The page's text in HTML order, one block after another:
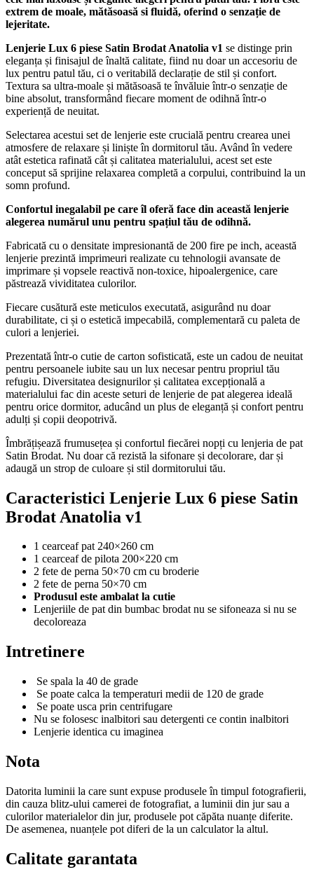
extrem de moale, mătăsoasă si fluidă, oferind o senzație de
lejeritate.
Lenjerie Lux 6 piese Satin Brodat Anatolia v1 se distinge prin
eleganța și finisajul de înaltă calitate, fiind nu doar un accesoriu de
lux pentru patul tău, ci o veritabilă declarație de stil și confort.
Textura sa ultra-moale și mătăsoasă te învăluie într-o senzație de
bine absolut, transformând fiecare moment de odihnă într-o
experiență de neuitat.
Selectarea acestui set de lenjerie este crucială pentru crearea unei
atmosfere de relaxare și liniște în dormitorul tău. Având în vedere
atât estetica rafinată cât și calitatea materialului, acest set este
conceput să sprijine relaxarea completă a corpului, contribuind la un
somn profund.
Confortul inegalabil pe care îl oferă face din această lenjerie
alegerea numărul unu pentru spațiul tău de odihnă.
Fabricată cu o densitate impresionantă de 200 fire pe inch, această
lenjerie prezintă imprimeuri realizate cu tehnologii avansate de
imprimare și vopsele reactivă non-toxice, hipoalergenice, care
păstrează vividitatea culorilor.
Fiecare cusătură este meticulos executată, asigurând nu doar
durabilitate, ci și o estetică impecabilă, complementară cu paleta de
culori a lenjeriei.
Prezentată într-o cutie de carton sofisticată, este un cadou de neuitat
pentru persoanele iubite sau un lux necesar pentru propriul tău
refugiu. Diversitatea designurilor și calitatea excepțională a
materialului fac din aceste seturi de lenjerie de pat alegerea ideală
pentru orice dormitor, aducând un plus de eleganță și confort pentru
adulți și copii deopotrivă.
Îmbrățișează frumusețea și confortul fiecărei nopți cu lenjeria de pat
Satin Brodat. Nu doar că rezistă la sifonare și decolorare, dar și
adaugă un strop de culoare și stil dormitorului tău.
Caracteristici Lenjerie Lux 6 piese Satin
Brodat Anatolia v1
1 cearceaf pat 240×260 cm
1 cearceaf de pilota 200×220 cm
2 fete de perna 50×70 cm cu broderie
2 fete de perna 50×70 cm
Produsul este ambalat la cutie
Lenjeriile de pat din bumbac brodat nu se sifoneaza si nu se
decoloreaza
Intretinere
Se spala la 40 de grade
Se poate calca la temperaturi medii de 120 de grade
Se poate usca prin centrifugare
Nu se folosesc inalbitori sau detergenti ce contin inalbitori
Lenjerie identica cu imaginea
Nota
Datorita luminii la care sunt expuse produsele în timpul fotografierii,
din cauza blitz-ului camerei de fotografiat, a luminii din jur sau a
culorilor materialelor din jur, produsele pot căpăta nuanțe diferite.
De asemenea, nuanțele pot diferi de la un calculator la altul.
Calitate garantata